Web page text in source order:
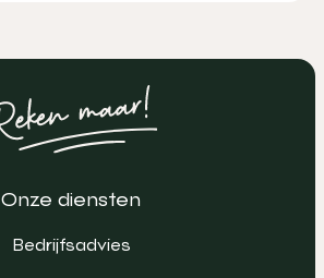
Onze diensten
Bedrijfsadvies